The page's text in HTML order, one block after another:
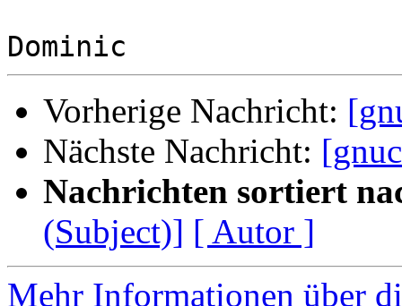
Vorherige Nachricht:
Nächste Nachricht:
Nachrichten sortiert
(Subject)] [ Autor ]
Mehr Informationen über